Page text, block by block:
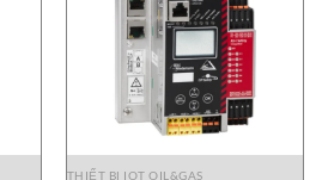
THIẾT BỊ IOT OIL&GAS